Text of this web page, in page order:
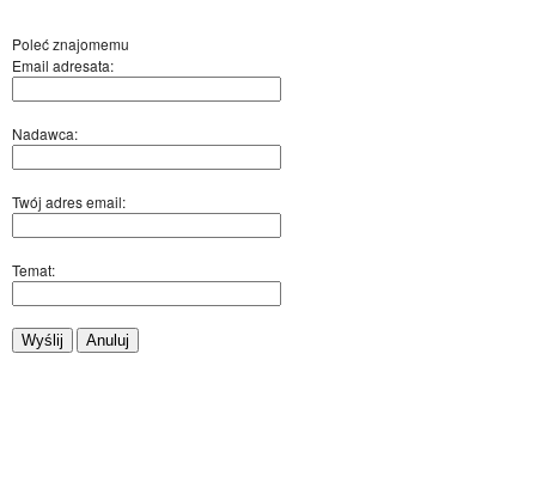
Poleć znajomemu
Email adresata:
Nadawca:
Twój adres email:
Temat:
Wyślij Anuluj